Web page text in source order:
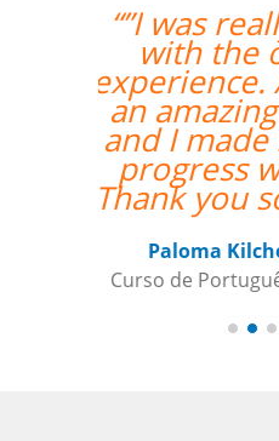
“”The first
very well!
could
Chinese
and
satisfied
Curso de